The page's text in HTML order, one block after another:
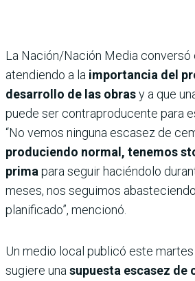
La Nación/Nación Media conversó
atendiendo a la importancia del
desarrollo de las obrasy a que
puede ser contraproducente para
“No vemos ninguna escasez de
produciendo normal, tenemos
prima para seguir haciéndolo
meses, nos seguimos
planificado”, mencionó.
Un medio local publicó este
sugiere una supuesta escasez de